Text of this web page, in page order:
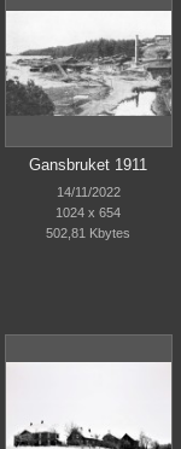
Gansbruket 1911
14/11/2022
1024 x 654
502,81 Kbytes